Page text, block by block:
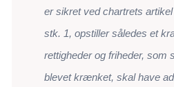
er sikret ved chartrets
stk. 1, opstiller således et
rettigheder og friheder, som
blevet krænket, skal have